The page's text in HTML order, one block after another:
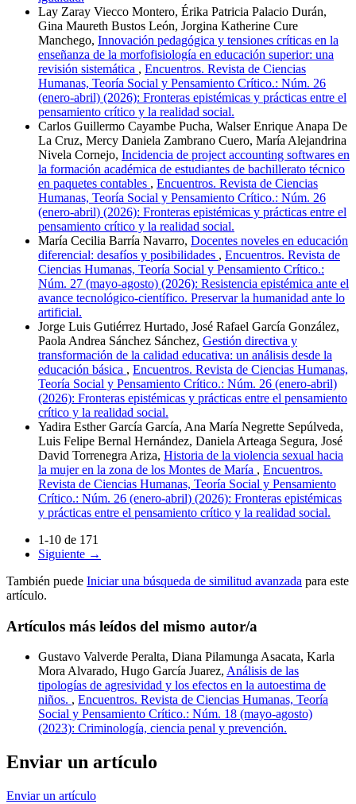
Lay Zaray Viecco Montero, Érika Patricia Palacio Durán,
Gina Maureth Bustos León, Jorgina Katherine Cure
Manchego, Innovación pedagógica y tensiones críticas en la
enseñanza de la morfofisiología en educación superior: una
revisión sistemática , Encuentros. Revista de Ciencias
Humanas, Teoría Social y Pensamiento Crítico.: Núm. 26
(enero-abril) (2026): Fronteras epistémicas y prácticas entre el
pensamiento crítico y la realidad social.
Carlos Guillermo Cayambe Pucha, Walser Enrique Anapa De
La Cruz, Mercy Daniela Zambrano Cuero, María Alejandrina
Nivela Cornejo, Incidencia de project accounting softwares en
la formación académica de estudiantes de bachillerato técnico
en paquetes contables , Encuentros. Revista de Ciencias
Humanas, Teoría Social y Pensamiento Crítico.: Núm. 26
(enero-abril) (2026): Fronteras epistémicas y prácticas entre el
pensamiento crítico y la realidad social.
María Cecilia Barría Navarro, Docentes noveles en educación
diferencial: desafíos y posibilidades , Encuentros. Revista de
Ciencias Humanas, Teoría Social y Pensamiento Crítico.:
Núm. 27 (mayo-agosto) (2026): Resistencia epistémica ante el
avance tecnológico-científico. Preservar la humanidad ante lo
artificial.
Jorge Luis Gutiérrez Hurtado, José Rafael García González,
Paola Andrea Sánchez Sánchez, Gestión directiva y
transformación de la calidad educativa: un análisis desde la
educación básica , Encuentros. Revista de Ciencias Humanas,
Teoría Social y Pensamiento Crítico.: Núm. 26 (enero-abril)
(2026): Fronteras epistémicas y prácticas entre el pensamiento
crítico y la realidad social.
Yadira Esther García García, Ana María Negrette Sepúlveda,
Luis Felipe Bernal Hernández, Daniela Arteaga Segura, José
David Torrenegra Ariza, Historia de la violencia sexual hacia
la mujer en la zona de los Montes de María , Encuentros.
Revista de Ciencias Humanas, Teoría Social y Pensamiento
Crítico.: Núm. 26 (enero-abril) (2026): Fronteras epistémicas
y prácticas entre el pensamiento crítico y la realidad social.
1-10 de 171
Siguiente →
También puede Iniciar una búsqueda de similitud avanzada para este
artículo.
Artículos más leídos del mismo autor/a
Gustavo Valverde Peralta, Diana Pilamunga Asacata, Karla
Mora Alvarado, Hugo García Juarez, Análisis de las
tipologías de agresividad y los efectos en la autoestima de
niños. , Encuentros. Revista de Ciencias Humanas, Teoría
Social y Pensamiento Crítico.: Núm. 18 (mayo-agosto)
(2023): Criminología, ciencia penal y prevención.
Enviar un artículo
Enviar un artículo